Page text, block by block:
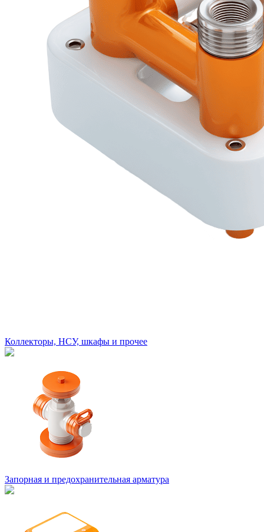
Коллекторы, НСУ, шкафы и прочее
Запорная и предохранительная арматура